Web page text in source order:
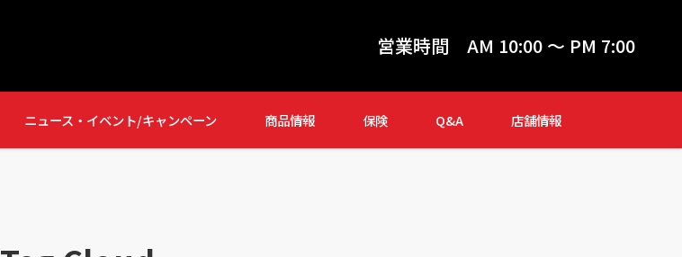
営業時間 AM 10:00 ～ PM 7:00
ニュース・イベント/キャンペーン 商品情報 保険 Q&A 店舗情報